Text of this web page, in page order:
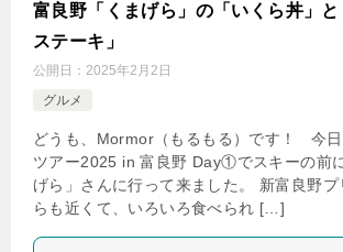
富良野「くまげら」の「いくら丼」
ステーキ」
公開日： 2025年2月2日
グルメ
どうも、Mormor（もるもる）です！ 今
ツアー2025 in 富良野 Day①でスキーの前
げら」さんに行って来ました。 新富良野
らも近くて、いろいろ食べられ […]